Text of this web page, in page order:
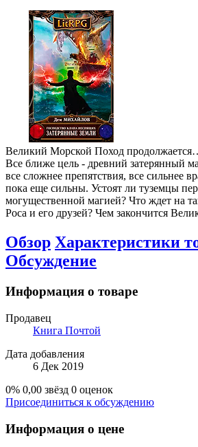
Великий Морской Поход
Все ближе цель - древний затерянный
все сложнее препятствия, все сильнее
пока еще сильны. Устоят ли туземцы
могущественной магией? Что ждет на
Роса и его друзей? Чем закончится
Обзор Характеристики
Обсуждение
Информация о товаре
Продавец
Книга Почтой
Дата добавления
6 Дек 2019
0% 0,00 звёзд 0 оценок
Присоединиться к обсуждению
Информация о цене